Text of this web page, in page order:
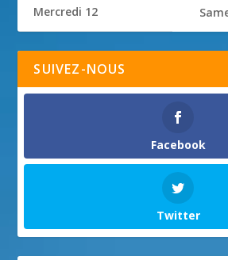
Mercredi 12
SUIVEZ-NOUS
Facebook
Twitter